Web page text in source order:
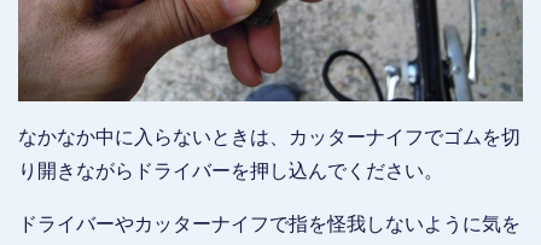
なかなか中に入らないときは、カッターナイフでゴムを切
り開きながらドライバーを押し込んでください。
ドライバーやカッターナイフで指を怪我しないように気を